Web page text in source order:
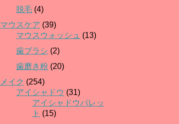
脱毛 (4)
マウスケア (39)
マウスウォッシュ (13)
歯ブラシ (2)
歯磨き粉 (20)
メイク (254)
アイシャドウ (31)
アイシャドウパレッ
ト (15)